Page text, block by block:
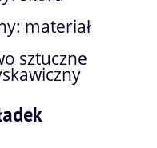
materiał
sztuczne